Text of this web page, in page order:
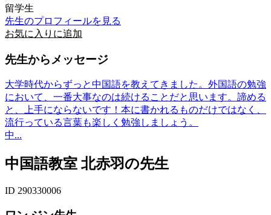
留学生
先生のプロフィールを見る
お気に入りに追加
先生からメッセージ
大学時代からずっと中国語を教えてきました。外国語の勉強
において、一番大事なのは続けることだと思います。諦める
と、上手にならないです！本に書かれるものだけではなく、
流行っている言葉も楽しく勉強しましょう。
中...
中国語教室 北赤羽の先生
ID 290330006